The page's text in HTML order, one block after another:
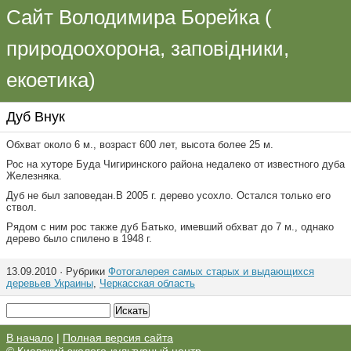
Сайт Володимира Борейка (
природоохорона, заповідники,
екоетика)
Дуб Внук
Обхват около 6 м., возраст 600 лет, высота более 25 м.
Рос на хуторе Буда Чигиринского района недалеко от известного дуба
Железняка.
Дуб не был заповедан.В 2005 г. дерево усохло. Остался только его
ствол.
Рядом с ним рос также дуб Батько, имевший обхват до 7 м., однако
дерево было спилено в 1948 г.
13.09.2010 · Рубрики Фотогалерея самых старых и выдающихся
деревьев Украины, Черкасская область
В начало | Полная версия сайта